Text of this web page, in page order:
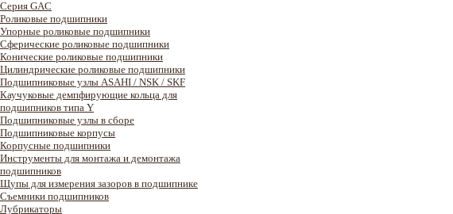
Серия GAC
Роликовые подшипники
Упорные роликовые подшипники
Сферические роликовые подшипники
Конические роликовые подшипники
Цилиндрические роликовые подшипники
Подшипниковые узлы ASAHI / NSK / SKF
Каучуковые демпфирующие кольца для
подшипников типа Y
Подшипниковые узлы в сборе
Подшипниковые корпусы
Корпусные подшипники
Инструменты для монтажа и демонтажа
подшипников
Щупы для измерения зазоров в подшипнике
Съемники подшипников
Лубрикаторы